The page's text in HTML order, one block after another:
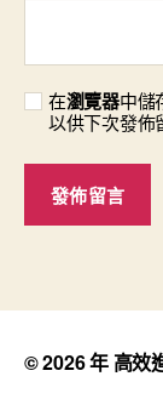
在瀏覽器中儲
以供下次發佈
© 2026 年 高效